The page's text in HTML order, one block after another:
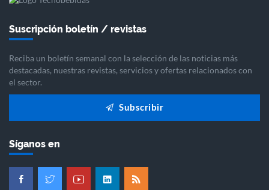
Suscripción boletín / revistas
Reciba un boletín semanal con la selección de las noticias más
destacadas, nuestras revistas, servicios y ofertas relacionados con
el sector.
Subscribir
Síganos en